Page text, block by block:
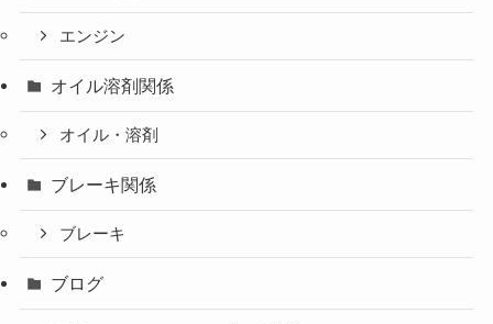
エンジン
オイル溶剤関係
オイル・溶剤
ブレーキ関係
ブレーキ
ブログ